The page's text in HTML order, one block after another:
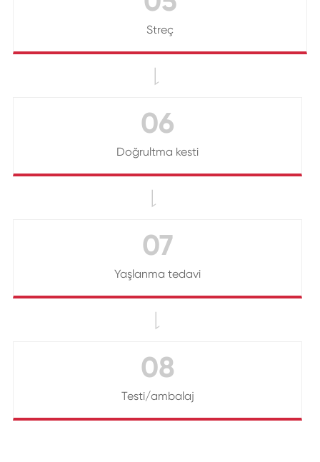
Streç

06
Doğrultma kesti

07
Yaşlanma tedavi

08
Testi/ambalaj